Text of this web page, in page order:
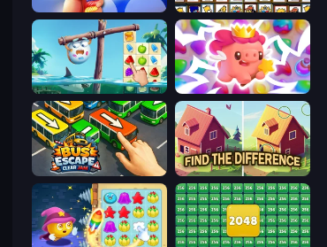
Twisted Tangle Tiles of the Simpsons
Sugar Heroes Match Arena
Bus Escape: Clear Jam Find The Difference